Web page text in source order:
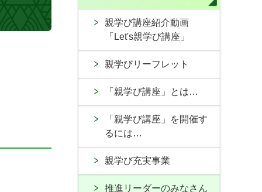
親学び講座紹介動画
「Let's親学び講座」
親学びリーフレット
「親学び講座」とは…
「親学び講座」を開催す
るには…
親学び充実事業
推進リーダーのみなさん